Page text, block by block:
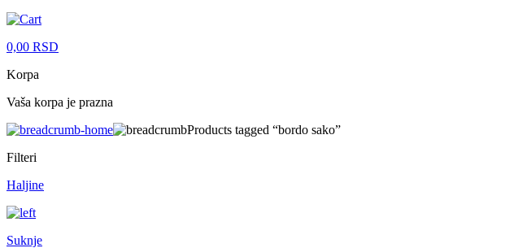
0,00 RSD
Korpa
Vaša korpa je prazna
Products tagged “bordo sako”
Filteri
Haljine
Suknje